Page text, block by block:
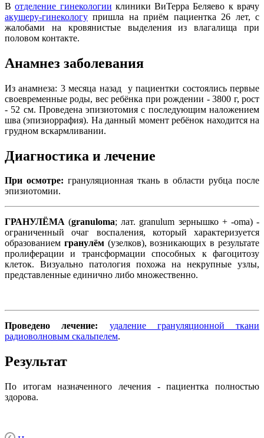
Вотделение гинекологии клиники ВиТерра Беляево к врачу
акушеру-гинекологу пришла на приём пациентка 26 лет, с
жалобами на кровянистые выделения из влагалища при
половом контакте.
Анамнез заболевания
Из анамнеза: 3 месяца назад у пациентки состоялись первые
своевременные роды, вес ребёнка при рождении - 3800 г, рост
- 52 см. Проведена эпизиотомия с последующим наложением
шва (эпизиоррафия). На данный момент ребёнок находится на
грудном вскармливании.
Диагностика и лечение
При осмотре: грануляционная ткань в области рубца после
эпизиотомии.
ГРАНУЛЁМА (granuloma; лат. granulum зернышко + -oma) -
ограниченный очаг воспаления, который характеризуется
образованием гранулём(узелков), возникающих в результате
пролиферации и трансформации способных к фагоцитозу
клеток. Визуально патология похожа на некрупные узлы,
представленные единично либо множественно.
Проведено лечение:
удаление грануляционной ткани
радиоволновым скальпелем.
Результат
По итогам назначенного лечения - пациентка полностью
здорова.